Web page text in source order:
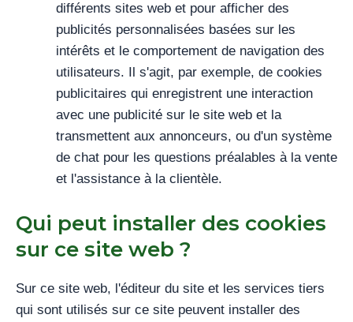
différents sites web et pour afficher des
publicités personnalisées basées sur les
intérêts et le comportement de navigation des
utilisateurs. Il s'agit, par exemple, de cookies
publicitaires qui enregistrent une interaction
avec une publicité sur le site web et la
transmettent aux annonceurs, ou d'un système
de chat pour les questions préalables à la vente
et l'assistance à la clientèle.
Qui peut installer des cookies
sur ce site web ?
Sur ce site web, l'éditeur du site et les services tiers
qui sont utilisés sur ce site peuvent installer des